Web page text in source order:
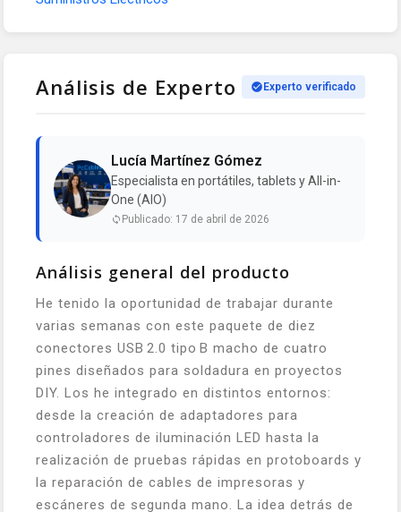
Análisis de Experto Experto verificado
Lucía Martínez Gómez
Especialista en portátiles, tablets y All-in-
One (AIO)
Publicado: 17 de abril de 2026
Análisis general del producto
He tenido la oportunidad de trabajar durante
varias semanas con este paquete de diez
conectores USB 2.0 tipo B macho de cuatro
pines diseñados para soldadura en proyectos
DIY. Los he integrado en distintos entornos:
desde la creación de adaptadores para
controladores de iluminación LED hasta la
realización de pruebas rápidas en protoboards y
la reparación de cables de impresoras y
escáneres de segunda mano. La idea detrás de